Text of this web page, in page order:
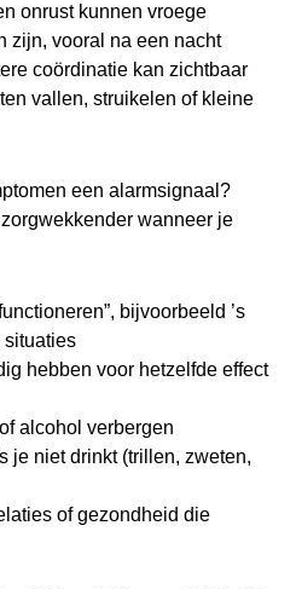
onrust kunnen vroege
zijn, vooral na een nacht
coördinatie kan zichtbaar
vallen, struikelen of kleine
een alarmsignaal?
wanneer je
bijvoorbeeld ’s
situaties
hebben voor hetzelfde effect
alcohol verbergen
je niet drinkt (trillen, zweten,
of gezondheid die